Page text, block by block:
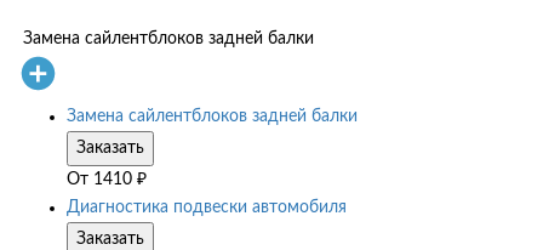
Замена сайлентблоков задней балки
Замена сайлентблоков задней балки
Заказать
От 1410 ₽
Диагностика подвески автомобиля
Заказать